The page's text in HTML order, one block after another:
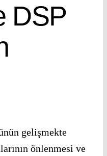
DSP
gelişmekte
önlenmesi ve